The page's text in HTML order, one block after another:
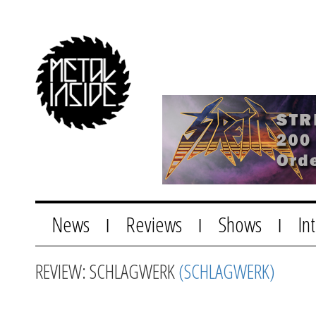
News Reviews Shows
REVIEW: SCHLAGWERK(SCHLAGWERK)